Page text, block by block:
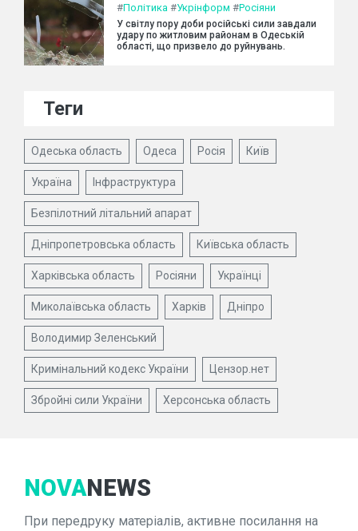
#Політика #Укрінформ #Росіяни
У світлу пору доби російські сили завдали
удару по житловим районам в Одеській
області, що призвело до руйнувань.
Теги
Одеська область Одеса Росія Київ
Україна Інфраструктура
Безпілотний літальний апарат
Дніпропетровська область Київська область
Харківська область Росіяни Українці
Миколаївська область Харків Дніпро
Володимир Зеленський
Кримінальний кодекс України Цензор.нет
Збройні сили України Херсонська область
NOVANEWS
При передруку матеріалів, активне посилання на